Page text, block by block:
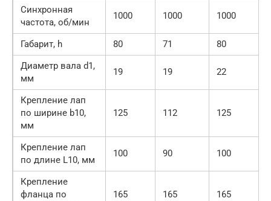
Синхронная
частота, об/мин
1000 1000 1000
Габарит, h 80 71
80
Диаметр вала d1,
мм
19 19 22
Крепление лап
по ширине b10,
мм
125 112 125
Крепление лап
по длине L10, мм
100 90 100
Крепление
фланца по
165 165 165